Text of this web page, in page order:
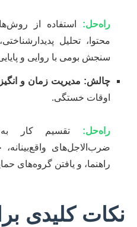
راه‌حل: استفاده از
محتوا، تحلیل
سنجش بومی با روایی و پایایی
چالش: مدیریت زمان و
اوقات خستگی.
راه‌حل: تقسیم کار به
ضرب‌الاجل‌های
راهنما، و یافتن گروه‌های
نکات کلیدی